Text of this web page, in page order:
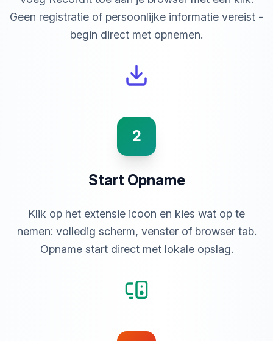
Geen registratie of persoonlijke informatie vereist -
begin direct met opnemen.
2
Start Opname
Klik op het extensie icoon en kies wat op te
nemen: volledig scherm, venster of browser tab.
Opname start direct met lokale opslag.